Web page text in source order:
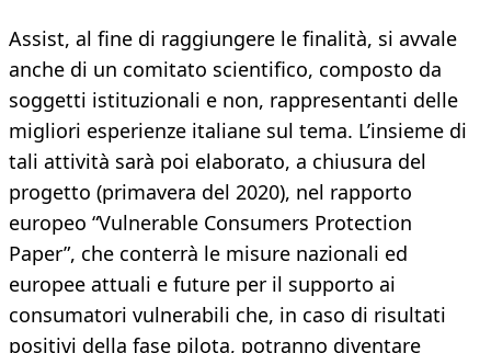
Assist, al fine di raggiungere le finalità, si avvale
anche di un comitato scientifico, composto da
soggetti istituzionali e non, rappresentanti delle
migliori esperienze italiane sul tema. L’insieme di
tali attività sarà poi elaborato, a chiusura del
progetto (primavera del 2020), nel rapporto
europeo “Vulnerable Consumers Protection
Paper”, che conterrà le misure nazionali ed
europee attuali e future per il supporto ai
consumatori vulnerabili che, in caso di risultati
positivi della fase pilota, potranno diventare